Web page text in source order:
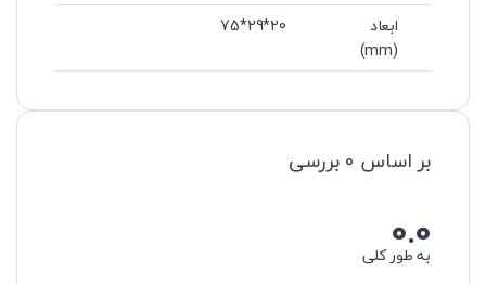
ابعاد
(mm)
20*29*75
بر اساس 0 بررسی
0.0
به طور کلی